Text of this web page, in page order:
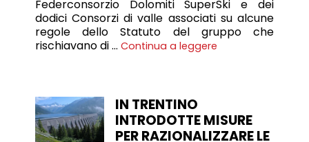
Federconsorzio Dolomiti SuperSki e dei
dodici Consorzi di valle associati su alcune
regole dello Statuto del gruppo che
rischiavano di … Continua a leggere
IN TRENTINO
INTRODOTTE MISURE
PER RAZIONALIZZARE LE